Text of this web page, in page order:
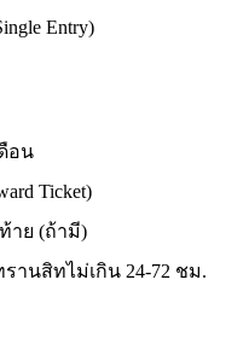
Entry)
อน
Ticket)
าย (ถ้ามี)
รานสิทไม่เกิน 24-72 ชม.